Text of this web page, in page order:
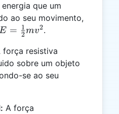
energia que um
ao seu movimento,
=
= 2
1mv2.
força resistiva
sobre um objeto
se ao seu
A força